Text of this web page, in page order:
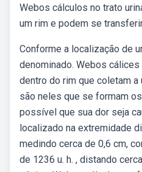
Webos cálculos no trato
um rim e podem se
Conforme a localização de
denominado. Webos
dentro do rim que coletam a
são neles que se formam
possível que sua dor seja
localizado na extremidade
medindo cerca de 0,6 cm,
de 1236 u. h. , distando